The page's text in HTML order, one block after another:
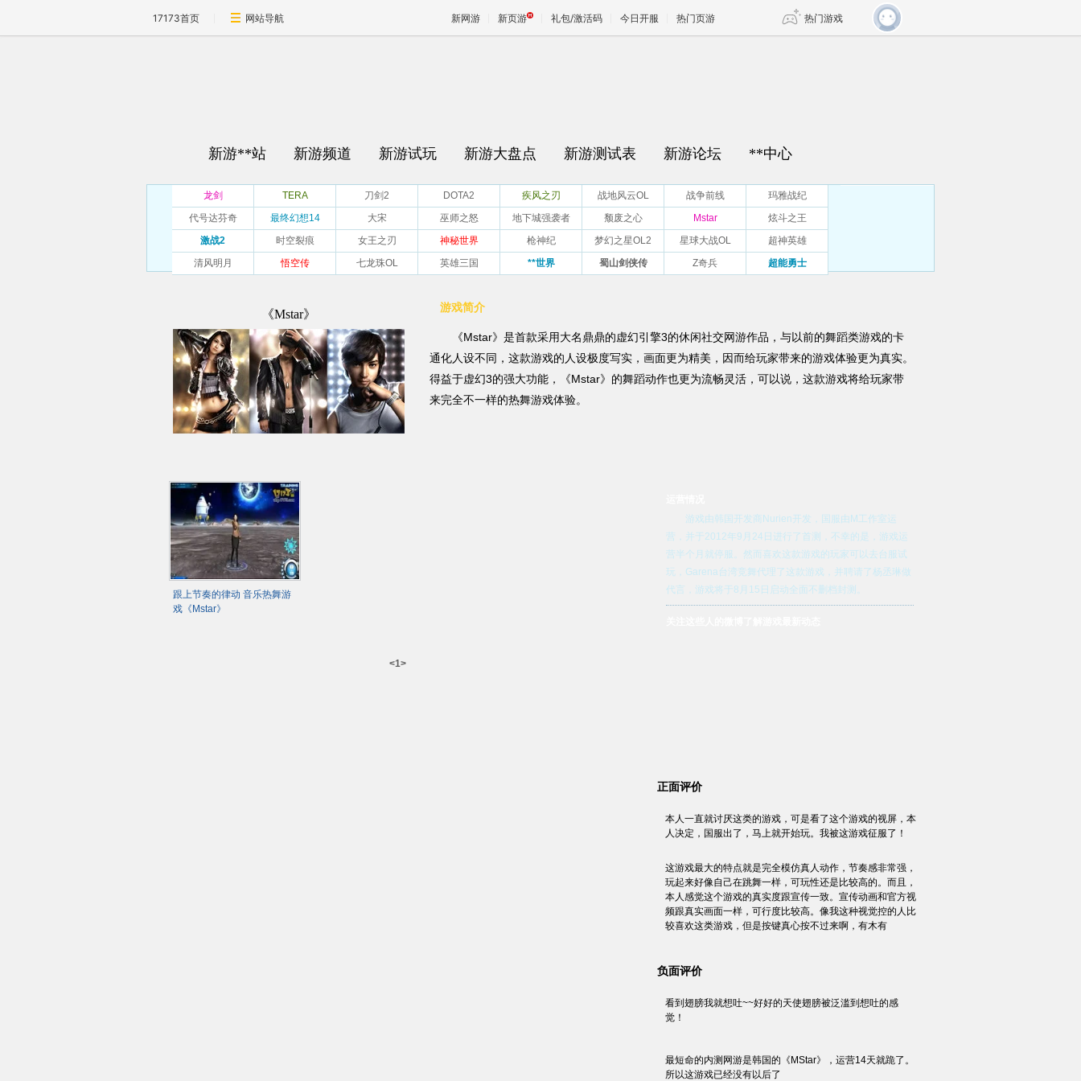
17173首页 网站导航 新网游 新页游 礼包/激活码 今日开服 热门页游 热门游戏
天堂 剑网3旗舰版
王权与自由 诛仙世界 新仙侠5
新游**站 新游频道 新游试玩 新游大盘点 新游测试表 新游论坛 **中心
龙剑 TERA 刀剑2 DOTA2 疾风之刃 战地风云OL 战争前线
玛雅战纪
代号达芬奇
最终幻想14 大宋 巫师之怒 地下城强袭者 颓废之心 Mstar
炫斗之王
激战2
时空裂痕 女王之刃 神秘世界 枪神纪 梦幻之星OL2 星球大战OL
超神英雄
清风明月
悟空传 七龙珠OL 英雄三国 **世界 蜀山剑侠传 Z奇兵 超能勇士
《Mstar》 游戏简介
《Mstar》是首款采用大名鼎鼎的虚幻引擎3的休闲社交网游作品，与以前的舞蹈类游戏的卡
通化人设不同，这款游戏的人设极度写实，画面更为精美，因而给玩家带来的游戏体验更为真实。
得益于虚幻3的强大功能，《Mstar》的舞蹈动作也更为流畅灵活，可以说，这款游戏将给玩家带
来完全不一样的热舞游戏体验。
跟上节奏的律动 音乐热舞游
戏《Mstar》
<1>
游戏由韩国开发商Nurien开发，国服由M工作室运
营，并于2012年9月24日进行了首测，不幸的是，游戏运
营半个月就停服。然而喜欢这款游戏的玩家可以去台服试
玩，Garena台湾竞舞代理了这款游戏，并聘请了杨丞琳做
代言，游戏将于8月15日启动全面不删档封测。
正面评价
本人一直就讨厌这类的游戏，可是看了这个游戏的视屏，本
人决定，国服出了，马上就开始玩。我被这游戏征服了！
这游戏最大的特点就是完全模仿真人动作，节奏感非常强，
玩起来好像自己在跳舞一样，可玩性还是比较高的。而且，
本人感觉这个游戏的真实度跟宣传一致。宣传动画和官方视
频跟真实画面一样，可行度比较高。像我这种视觉控的人比
较喜欢这类游戏，但是按键真心按不过来啊，有木有
负面评价
看到翅膀我就想吐~~好好的天使翅膀被泛滥到想吐的感
觉！
最短命的内测网游是韩国的《MStar》，运营14天就跪了。
所以这游戏已经没有以后了